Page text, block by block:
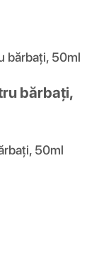
bărbați, 50ml
bărbați,